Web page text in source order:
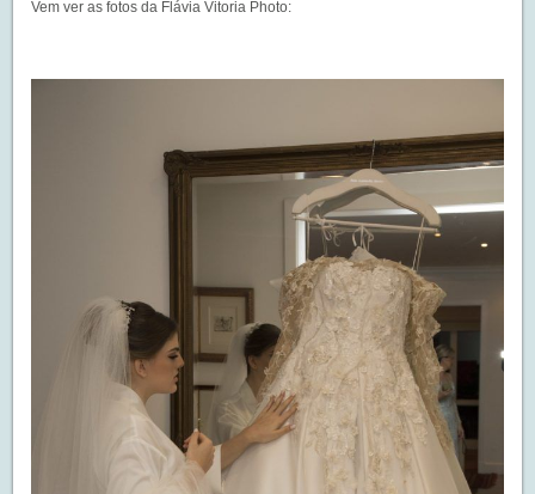
Vem ver as fotos da Flávia Vitoria Photo: